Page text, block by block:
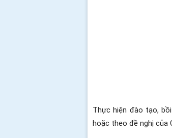
Thực hiện đào tạo,
hoặc theo đề nghị của